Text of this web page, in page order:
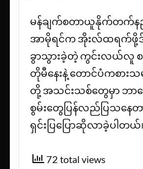
မန်ချက်စတာယူနိုက်တက်န
အာမိုရင်က အိုးလ်ထရက်
ခွာသွားခဲ့တဲ့ ကွင်းလယ်လူ
တိုမီနေးနဲ့ တောင်ပံကစားသ
တို့ အသင်းသစ်တွေမှာ ဘာကြ
စွမ်းတွေပြန်လည်ပြသန
ရှင်းပြပြောဆိုလာခဲ့ပါတယ်
72 total views